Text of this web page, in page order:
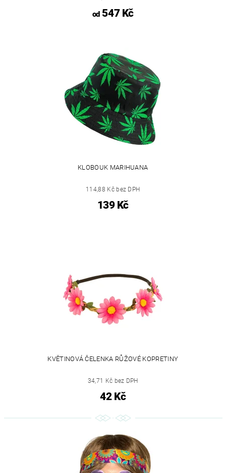
od547 Kč
KLOBOUK MARIHUANA
114,88 Kč bez DPH
139 Kč
KVĚTINOVÁ ČELENKA RŮŽOVÉ KOPRETINY
34,71 Kč bez DPH
42 Kč